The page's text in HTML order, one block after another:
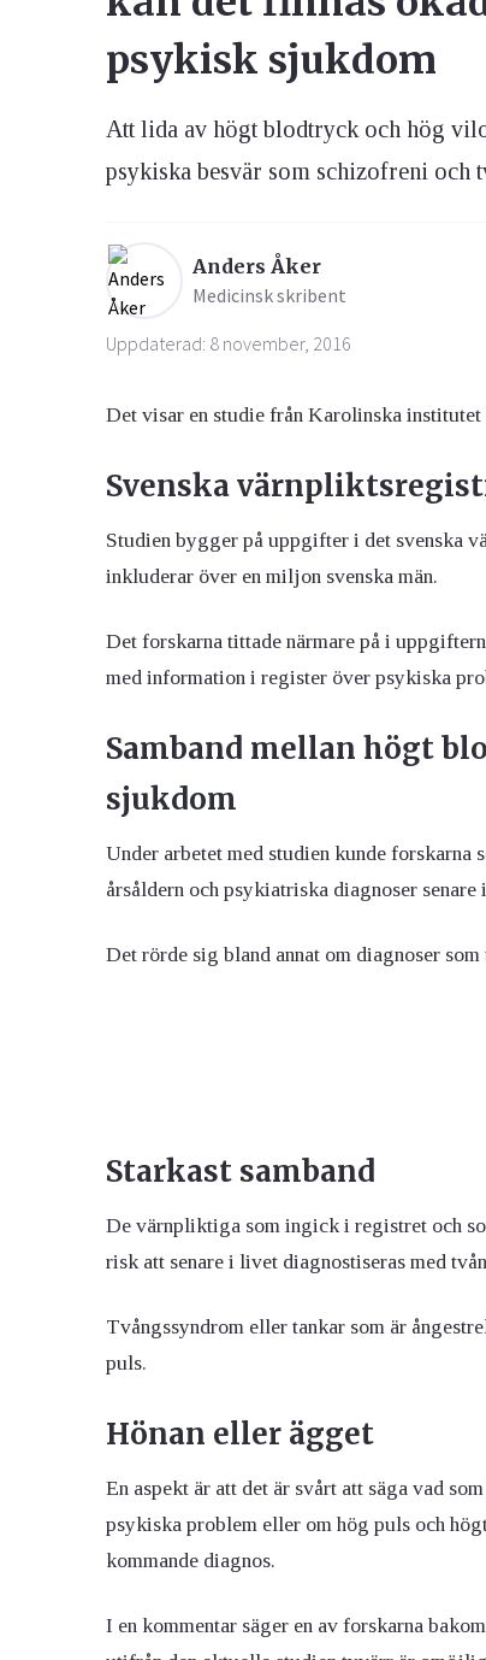
Ögon & Öron
psykisk sjukdom
Att lida av högt blodtryck och hög
psykiska besvär som schizofreni och
Anders Åker
Medicinsk skribent
Uppdaterad: 8 november, 2016
Det visar en studie från Karolinska
Svenska
Studien bygger på uppgifter i det svenska
inkluderar över en miljon svenska män.
Det forskarna tittade närmare på i
med information i register över psykiska
Samband mellan högt
sjukdom
Under arbetet med studien kunde
årsåldern och psykiatriska diagnoser senare
Det rörde sig bland annat om diagnoser
Starkast samband
De värnpliktiga som ingick i registret och
risk att senare i livet diagnostiseras med
Tvångssyndrom eller tankar som är
puls.
Hönan eller ägget
En aspekt är att det är svårt att säga vad
psykiska problem eller om hög puls och
kommande diagnos.
I en kommentar säger en av forskarna